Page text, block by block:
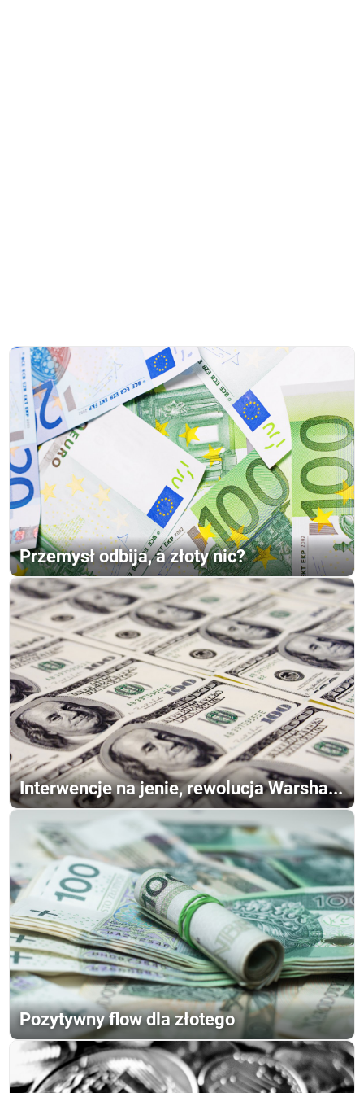
Przemysł odbija, a złoty nic?
Interwencje na jenie, rewolucja Warsha...
Pozytywny flow dla złotego